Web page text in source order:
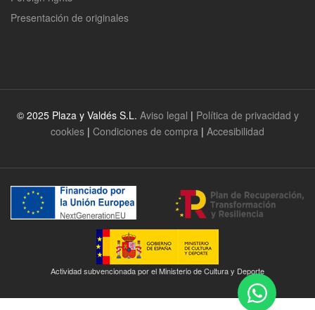
Presentación de originales
© 2025 Plaza y Valdés S.L. Aviso legal | Política de privacidad y
cookies | Condiciones de compra | Accesibilidad
Actividad subvencionada por el Ministerio de Cultura y Deporte